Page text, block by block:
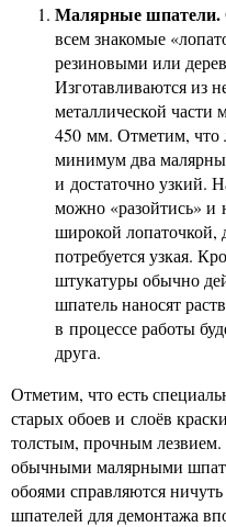
Малярные шпатели.
всем знакомые
резиновыми или
Изготавливаются из
металлической части
450 мм. Отметим, что
минимум два
и достаточно узкий.
можно «разойтись» и
широкой лопаточкой,
потребуется узкая.
штукатуры обычно
шпатель наносят
в процессе работы
друга.
Отметим, что есть
старых обоев и слоёв
толстым, прочным
обычными малярными
обоями справляются
шпателей для демонтажа